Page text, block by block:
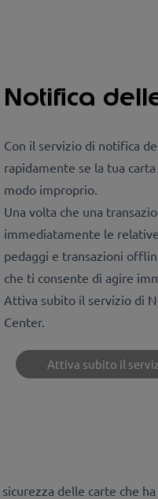
Notifica
Con il servizio di notifica
rapidamente se la tua
modo improprio.
Una volta che una
immediatamente le
pedaggi e transazioni
che ti consente di agire
Attiva subito il servizio di
Center.
Attiva subito il
delle carte che